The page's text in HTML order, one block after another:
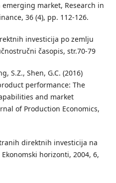
market, Research in
36 (4), pp. 112-126.
investicija po zemlju
časopis, str.70-79
S.Z., Shen, G.C. (2016)
performance: The
and market
of Production Economics,
direktnih investicija na
horizonti, 2004, 6,